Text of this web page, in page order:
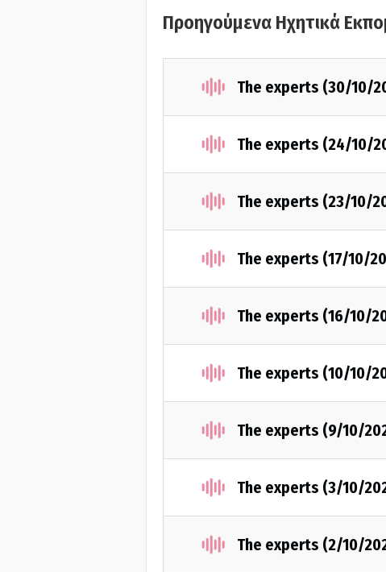
Προηγούμενα Ηχητικά
The experts (30/10/
The experts (24/10/
The experts (23/10/
The experts (17/10/
The experts (16/10/
The experts (10/10/
The experts (9/10/
The experts (3/10/
The experts (2/10/